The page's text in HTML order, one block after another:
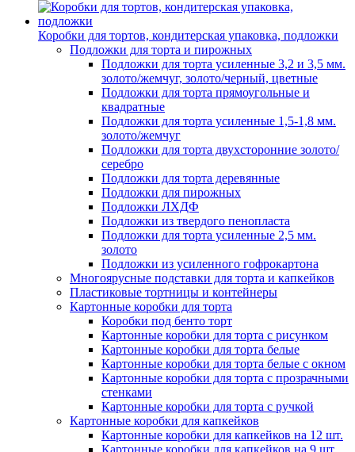
Коробки для тортов, кондитерская упаковка, подложки
Подложки для торта и пирожных
Подложки для торта усиленные 3,2 и 3,5 мм.
золото/жемчуг, золото/черный, цветные
Подложки для торта прямоугольные и
квадратные
Подложки для торта усиленные 1,5-1,8 мм.
золото/жемчуг
Подложки для торта двухсторонние золото/
серебро
Подложки для торта деревянные
Подложки для пирожных
Подложки ЛХДФ
Подложки из твердого пенопласта
Подложки для торта усиленные 2,5 мм.
золото
Подложки из усиленного гофрокартона
Многоярусные подставки для торта и капкейков
Пластиковые тортницы и контейнеры
Картонные коробки для торта
Коробки под бенто торт
Картонные коробки для торта с рисунком
Картонные коробки для торта белые
Картонные коробки для торта белые с окном
Картонные коробки для торта с прозрачными
стенками
Картонные коробки для торта с ручкой
Картонные коробки для капкейков
Картонные коробки для капкейков на 12 шт.
Картонные коробки для капкейков на 9 шт.